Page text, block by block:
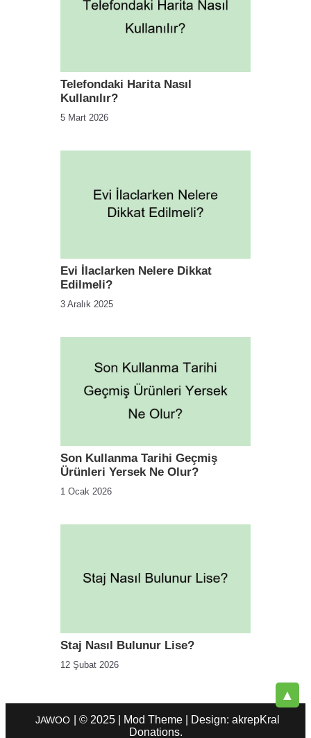
Telefondaki Harita Nasıl
Kullanılır?
5 Mart 2026
Evi İlaclarken Nelere Dikkat
Edilmeli?
3 Aralık 2025
Son Kullanma Tarihi Geçmiş
Ürünleri Yersek Ne Olur?
1 Ocak 2026
Staj Nasıl Bulunur Lise?
12 Şubat 2026
▲
JAWOO | © 2025 | Mod Theme | Design: akrepKral
Donations.